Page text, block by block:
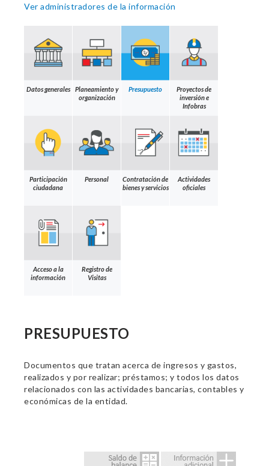
Ver administradores de la información
Datos generales
Planeamiento y
organización
Presupuesto
Proyectos de
inversión e
Infobras
Participación
ciudadana
Personal
Contratación de
bienes y servicios
Actividades
oficiales
Acceso a la
información
Registro de
Visitas
PRESUPUESTO
Documentos que tratan acerca de ingresos y gastos,
realizados y por realizar; préstamos; y todos los datos
relacionados con las actividades bancarias, contables y
económicas de la entidad.